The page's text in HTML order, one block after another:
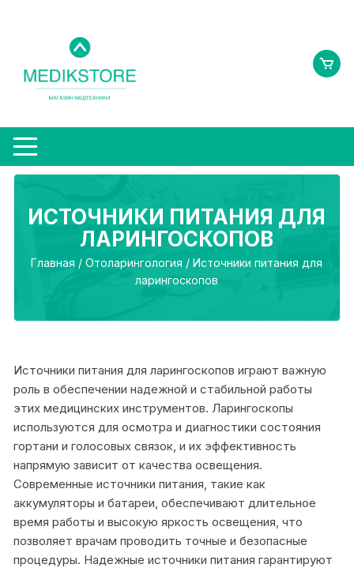
содержимому
ИСТОЧНИКИ ПИТАНИЯ ДЛЯ
ЛАРИНГОСКОПОВ
Главная /Отоларингология / Источники питания для
ларингоскопов
Источники питания для ларингоскопов играют важную
роль в обеспечении надежной и стабильной работы
этих медицинских инструментов. Ларингоскопы
используются для осмотра и диагностики состояния
гортани и голосовых связок, и их эффективность
напрямую зависит от качества освещения.
Современные источники питания, такие как
аккумуляторы и батареи, обеспечивают длительное
время работы и высокую яркость освещения, что
позволяет врачам проводить точные и безопасные
процедуры. Надежные источники питания гарантируют